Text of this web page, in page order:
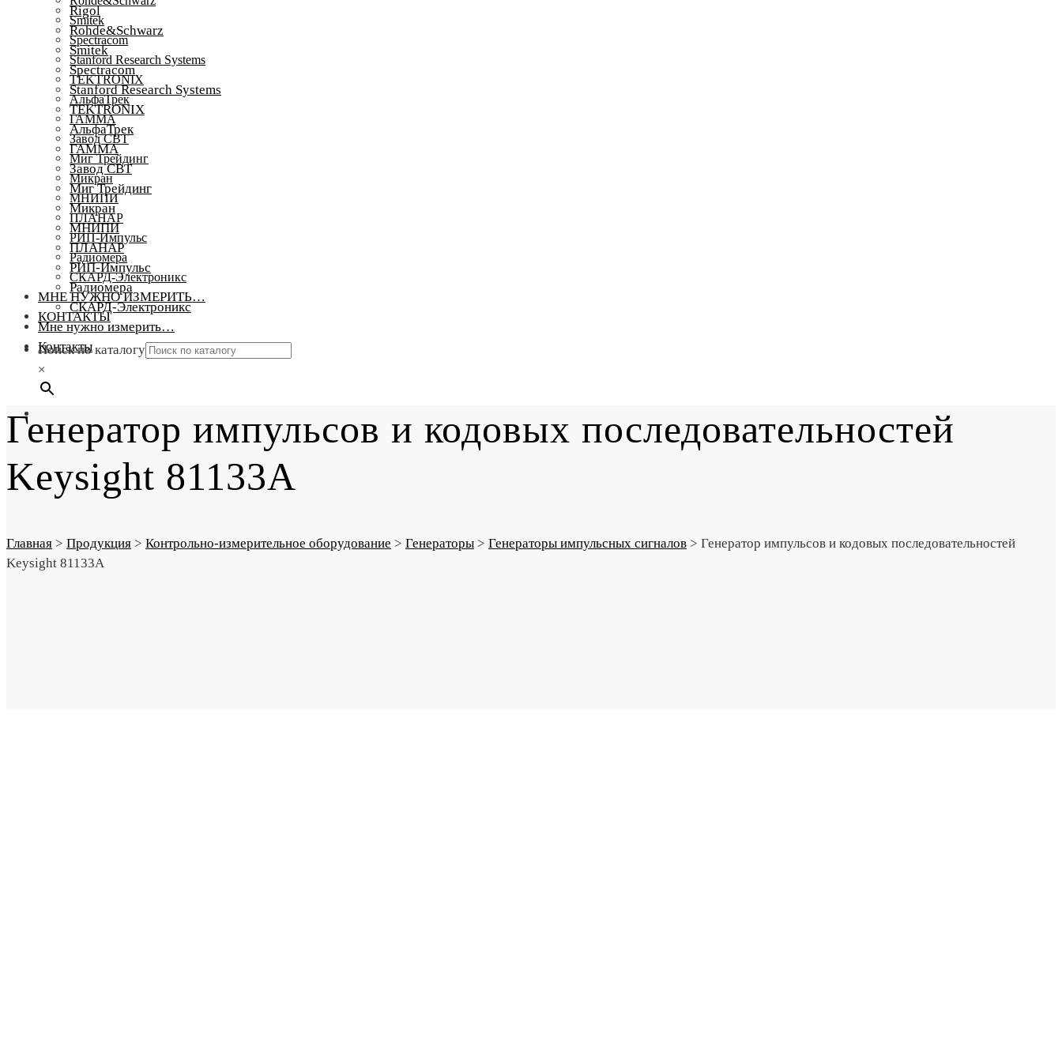
Smitek
Spectracom
Stanford Research Systems
TEKTRONIX
АльфаТрек
ГАММА
Завод СВТ
Миг Трейдинг
Микран
МНИПИ
ПЛАНАР
РИП-Импульс
Радиомера
СКАРД-Электроникс
МНЕ НУЖНО ИЗМЕРИТЬ…
КОНТАКТЫ
Поиск по каталогу
×
Rigol
Rohde&Schwarz
Smitek
Spectracom
Stanford Research Systems
TEKTRONIX
АльфаТрек
ГАММА
Завод СВТ
Миг Трейдинг
Микран
МНИПИ
ПЛАНАР
РИП-Импульс
Радиомера
СКАРД-Электроникс
Мне нужно измерить…
Контакты
Генератор импульсов и кодовых последовательностей
Keysight 81133A
Главная > Продукция > Контрольно-измерительное оборудование > Генераторы > Генераторы импульсных сигналов > Генератор импульсов и кодовых последовательностей
Keysight 81133A